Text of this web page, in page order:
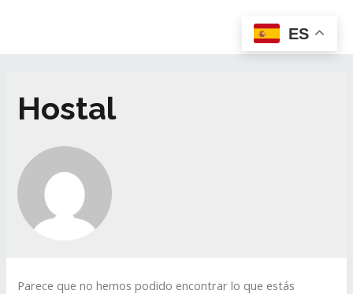
Hostal
Parece que no hemos podido encontrar lo que estás
ES